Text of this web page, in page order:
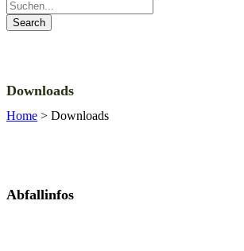
Downloads
Home > Downloads
Abfallinfos